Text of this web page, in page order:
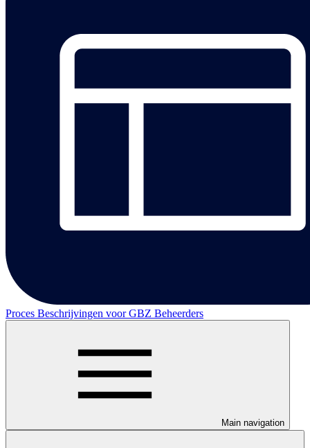
Proces Beschrijvingen voor GBZ Beheerders
Main navigation